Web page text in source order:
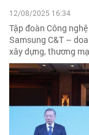
12/08/2025 16:34
Tập đoàn Công
Samsung C&T –
xây dựng, thương